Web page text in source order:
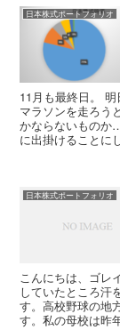
日本株式ポートフォリオ
11月も最終日。
マラソンを走ろう
かならないものか
に出掛けることに
日本株式ポートフォリオ
こんにちは、ゴレ
していたところ汗
す。高校野球の地
す。私の母校は昨